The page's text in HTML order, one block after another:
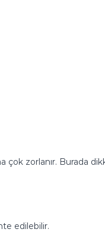
zorlanır. Burada
edilebilir.